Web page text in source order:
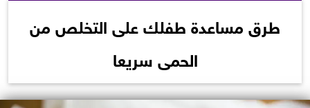
طرق مساعدة طفلك على التخلص من
الحمى سريعا